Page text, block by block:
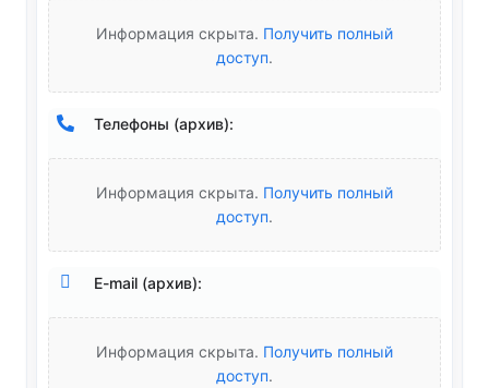
Информация скрыта. Получить полный
доступ.
Телефоны (архив):
Информация скрыта. Получить полный
доступ.
E-mail (архив):
Информация скрыта. Получить полный
доступ.